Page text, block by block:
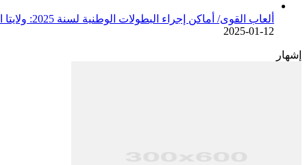
ألعاب القوى/ أماكن إجراء البطولات الوطنية لسنة 2025: ولايتا الجزائر وبجاية تحتضنان أغلبية المسابقات /اتحادية/
2025-01-12
إشهار